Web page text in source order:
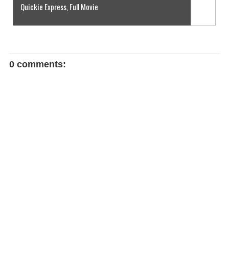
Quickie Express, Full Movie
0 comments: